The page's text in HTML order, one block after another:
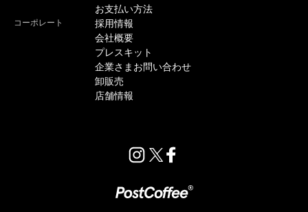
お支払い方法
コーポレート
採用情報
会社概要
プレスキット
企業さまお問い合わせ
卸販売
店舗情報